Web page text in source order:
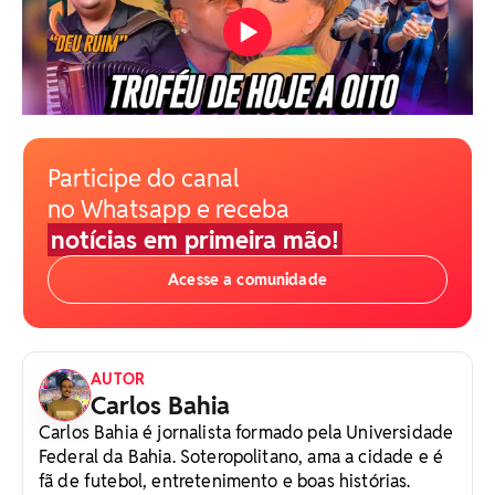
Participe do canal
no Whatsapp e receba
notícias em primeira mão!
Acesse a comunidade
AUTOR
Carlos Bahia
Carlos Bahia é jornalista formado pela Universidade
Federal da Bahia. Soteropolitano, ama a cidade e é
fã de futebol, entretenimento e boas histórias.